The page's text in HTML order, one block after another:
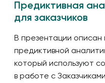
Предиктивная
для заказчиков
В презентации
предиктивной
который используют
в работе с Заказчиками